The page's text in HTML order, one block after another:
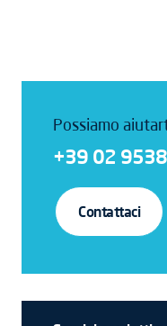
Possiamo
+39 02
Contattaci